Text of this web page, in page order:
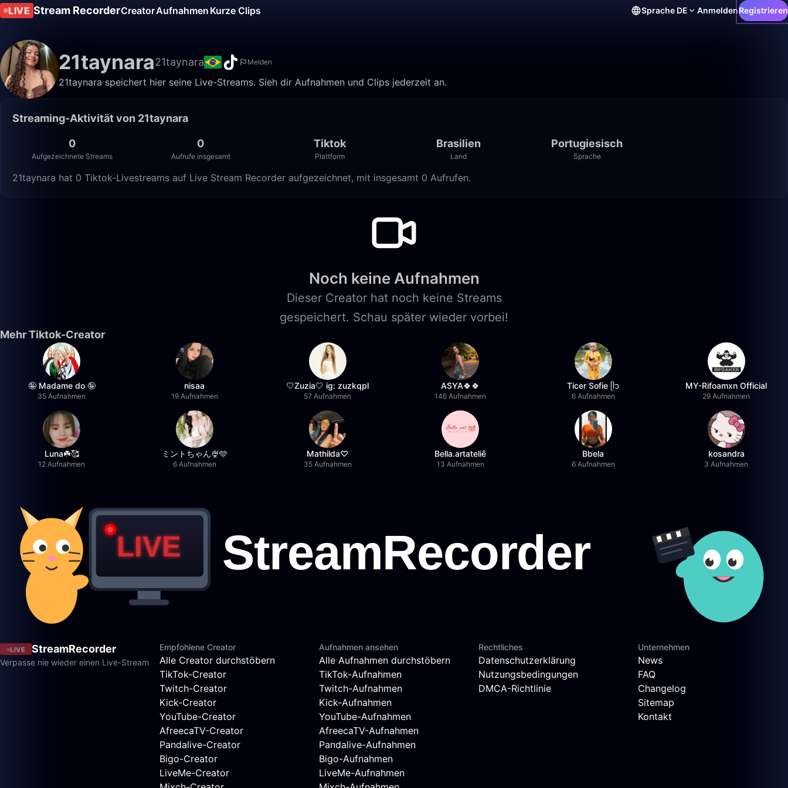
LIVE Stream RecorderCreatorAufnahmen Kurze Clips Sprache DE AnmeldenRegistrieren
21taynara21taynara Melden
21taynara speichert hier seine Live-Streams. Sieh dir Aufnahmen und Clips jederzeit an.
Streaming-Aktivität von 21taynara
0
Aufgezeichnete Streams
0
Aufrufe insgesamt
Tiktok
Plattform
Brasilien
Land
Portugiesisch
Sprache
21taynara hat 0 Tiktok-Livestreams auf Live Stream Recorder aufgezeichnet, mit insgesamt 0 Aufrufen.
Noch keine Aufnahmen
Dieser Creator hat noch keine Streams
gespeichert. Schau später wieder vorbei!
Mehr Tiktok-Creator
🤪 Madame do 🤪
35 Aufnahmen
nisaa
19 Aufnahmen
🤍Zuzia🤍 ig: zuzkqpl
57 Aufnahmen
ASYA🍀🍀
146 Aufnahmen
Ticer Sofie ᥫ᭡
6 Aufnahmen
MY-Rifoamxn Official
29 Aufnahmen
Luna☘️🥰
12 Aufnahmen
ミントちゃん🍨🩵
6 Aufnahmen
Mathilda♡︎
35 Aufnahmen
Bella.artateliê
13 Aufnahmen
Bbela
6 Aufnahmen
kosandra
3 Aufnahmen
LIVE StreamRecorder
Verpasse nie wieder einen Live-Stream
Empfohlene Creator
Alle Creator durchstöbern
TikTok-Creator
Twitch-Creator
Kick-Creator
YouTube-Creator
AfreecaTV-Creator
Pandalive-Creator
Bigo-Creator
LiveMe-Creator
Aufnahmen ansehen
Alle Aufnahmen durchstöbern
TikTok-Aufnahmen
Twitch-Aufnahmen
Kick-Aufnahmen
YouTube-Aufnahmen
AfreecaTV-Aufnahmen
Pandalive-Aufnahmen
Bigo-Aufnahmen
LiveMe-Aufnahmen
Rechtliches
Datenschutzerklärung
Nutzungsbedingungen
DMCA-Richtlinie
Unternehmen
News
FAQ
Changelog
Sitemap
Kontakt